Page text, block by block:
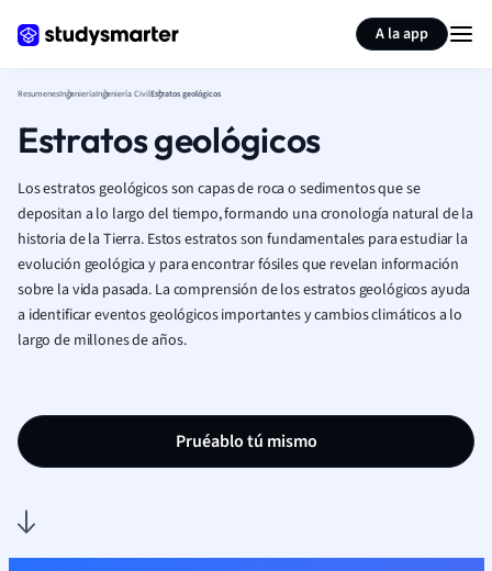
A la app
ResumenesIngenieríaIngeniería CivilEstratos geológicos
Estratos geológicos
Los estratos geológicos son capas de roca o sedimentos que se
depositan a lo largo del tiempo, formando una cronología natural de la
historia de la Tierra. Estos estratos son fundamentales para estudiar la
evolución geológica y para encontrar fósiles que revelan información
sobre la vida pasada. La comprensión de los estratos geológicos ayuda
a identificar eventos geológicos importantes y cambios climáticos a lo
largo de millones de años.
Pruéablo tú mismo
Resumir página